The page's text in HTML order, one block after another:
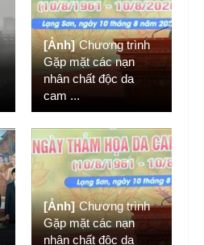
[Ảnh] Chương trình
Gặp mặt các nạn
nhân chất độc da
cam ...
[Ảnh] Chương trình
Gặp mặt các nạn
nhân chất độc da